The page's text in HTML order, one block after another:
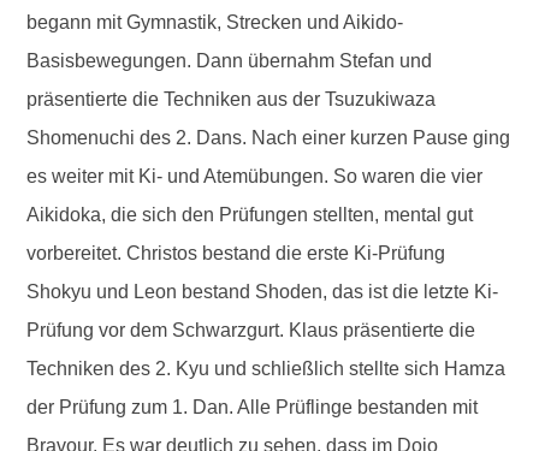
begann mit Gymnastik, Strecken und Aikido-
Basisbewegungen. Dann übernahm Stefan und
präsentierte die Techniken aus der Tsuzukiwaza
Shomenuchi des 2. Dans. Nach einer kurzen Pause ging
es weiter mit Ki- und Atemübungen. So waren die vier
Aikidoka, die sich den Prüfungen stellten, mental gut
vorbereitet. Christos bestand die erste Ki-Prüfung
Shokyu und Leon bestand Shoden, das ist die letzte Ki-
Prüfung vor dem Schwarzgurt. Klaus präsentierte die
Techniken des 2. Kyu und schließlich stellte sich Hamza
der Prüfung zum 1. Dan. Alle Prüflinge bestanden mit
Bravour. Es war deutlich zu sehen, dass im Dojo